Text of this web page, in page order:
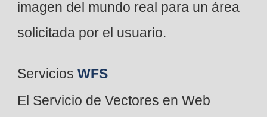
imagen del mundo real para un área
solicitada por el usuario.
ServiciosWFS
El Servicio de Vectores en Web